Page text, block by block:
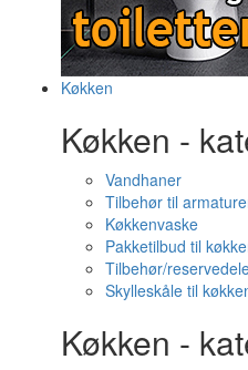
Køkken
Køkken -
Vandhaner
Tilbehør til
Køkkenvaske
Pakketilbud til
Tilbehør/
Skylleskåle til
Køkken -